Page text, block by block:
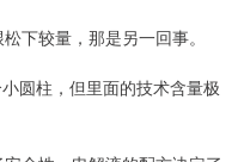
下较量，那是另一回事。
圆柱，但里面的技术含量极